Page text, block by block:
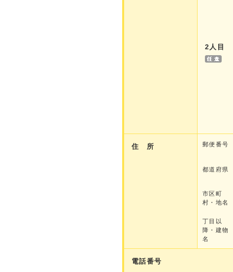
2人目
住 所 郵便番号
都道府県
市区町
村・地名
丁目以
降・建物
名
電話番号